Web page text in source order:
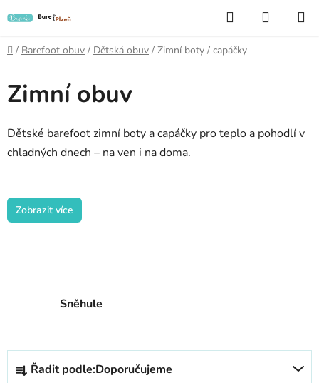
na
obsah
Hledat
KOŠÍK
Domů
/ Barefoot obuv / Dětská obuv / Zimní boty / capáčky
Zimní obuv
Dětské barefoot zimní boty a capáčky pro teplo a pohodlí v
chladných dnech – na ven i na doma.
Zobrazit více
Sněhule
Ř
Řadit podle:Doporučujeme